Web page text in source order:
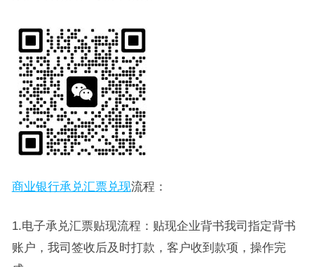
商业银行承兑汇票兑现流程：
1.电子承兑汇票贴现流程：贴现企业背书我司指定背书
账户，我司签收后及时打款，客户收到款项，操作完